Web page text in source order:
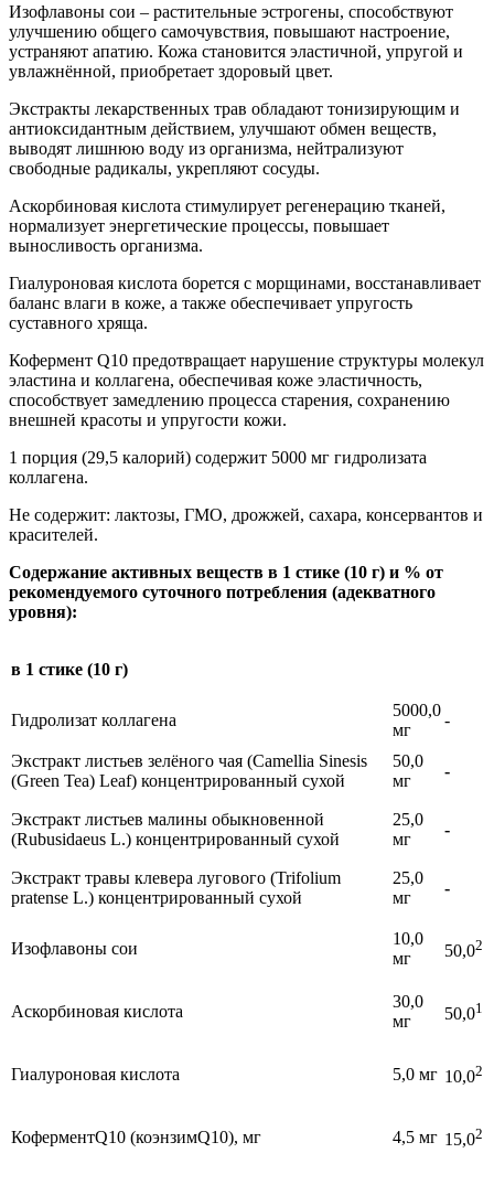
Изофлавоны сои – растительные эстрогены, способствуют
улучшению общего самочувствия, повышают настроение,
устраняют апатию. Кожа становится эластичной, упругой и
увлажнённой, приобретает здоровый цвет.
Экстракты лекарственных трав обладают тонизирующим и
антиоксидантным действием, улучшают обмен веществ,
выводят лишнюю воду из организма, нейтрализуют
свободные радикалы, укрепляют сосуды.
Аскорбиновая кислота стимулирует регенерацию тканей,
нормализует энергетические процессы, повышает
выносливость организма.
Гиалуроновая кислота борется с морщинами, восстанавливает
баланс влаги в коже, а также обеспечивает упругость
суставного хряща.
Кофермент Q10 предотвращает нарушение структуры молекул
эластина и коллагена, обеспечивая коже эластичность,
способствует замедлению процесса старения, сохранению
внешней красоты и упругости кожи.
1 порция (29,5 калорий) содержит 5000 мг гидролизата
коллагена.
Не содержит: лактозы, ГМО, дрожжей, сахара, консервантов и
красителей.
Содержание активных веществ в 1 стике (10 г) и % от
рекомендуемого суточного потребления (адекватного
уровня):
в 1 стике (10 г)
Гидролизат коллагена
5000,0
мг
-
Экстракт листьев зелёного чая (Camellia Sinesis
(Green Tea) Leaf) концентрированный сухой
50,0
мг
-
Экстракт листьев малины обыкновенной
(Rubusidaeus L.) концентрированный сухой
25,0
мг
-
Экстракт травы клевера лугового (Trifolium
pratense L.) концентрированный сухой
25,0
мг
-
Изофлавоны сои
10,0
мг
50,02
Аскорбиновая кислота
30,0
мг
50,01
Гиалуроновая кислота 5,0 мг 10,02
КоферментQ10 (коэнзимQ10), мг 4,5 мг 15,02